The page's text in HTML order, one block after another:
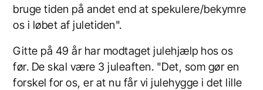
bruge tiden på andet end at spekulere/bekymre
os i løbet af juletiden".
Gitte på 49 år har modtaget julehjælp hos os
før. De skal være 3 juleaften. "Det, som gør en
forskel for os, er at nu får vi julehygge i det lille